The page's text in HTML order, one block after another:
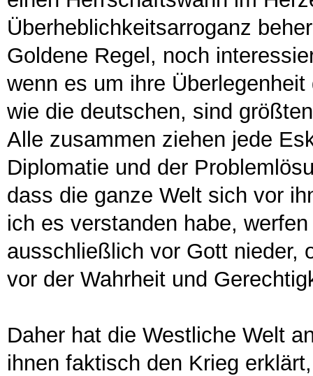
Überheblichkeitsarroganz
Goldene Regel, noch
wenn es um ihre
wie die deutschen, sind
Alle zusammen ziehen jede
Diplomatie und der
dass die ganze Welt sich vor
ich es verstanden habe,
ausschließlich vor Gott nieder,
vor der Wahrheit und
Daher hat die Westliche Welt
ihnen faktisch den Krieg